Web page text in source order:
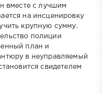
вместе с лучшим
на инсценировку
крупную сумму.
полиции
план и
в неуправляемый
свидетелем